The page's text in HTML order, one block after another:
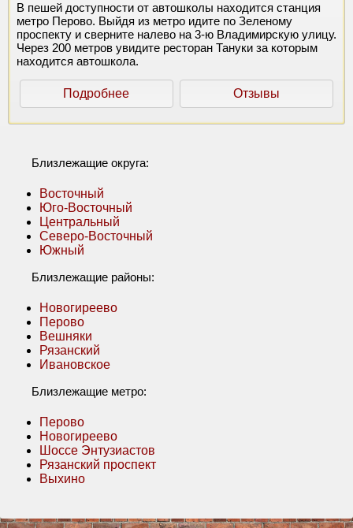
В пешей доступности от автошколы находится станция
метро Перово. Выйдя из метро идите по Зеленому
проспекту и сверните налево на 3-ю Владимирскую улицу.
Через 200 метров увидите ресторан Тануки за которым
находится автошкола.
Подробнее Отзывы
Близлежащие округа:
Восточный
Юго-Восточный
Центральный
Северо-Восточный
Южный
Близлежащие районы:
Новогиреево
Перово
Вешняки
Рязанский
Ивановское
Близлежащие метро:
Перово
Новогиреево
Шоссе Энтузиастов
Рязанский проспект
Выхино